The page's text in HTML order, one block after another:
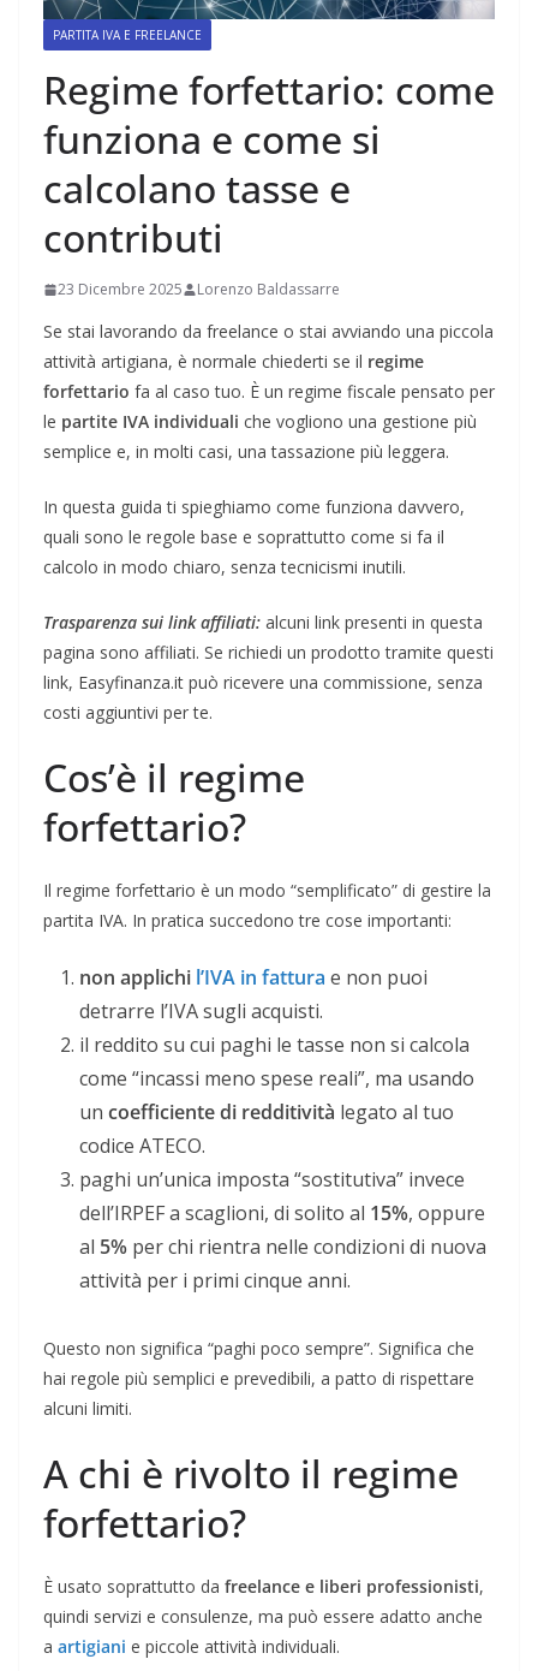
PARTITA IVA E FREELANCE
Regime forfettario: come
funziona e come si
calcolano tasse e
contributi
23 Dicembre 2025 Lorenzo Baldassarre
Se stai lavorando da freelance o stai avviando una piccola
attività artigiana, è normale chiederti se il regime
forfettario fa al caso tuo. È un regime fiscale pensato per
le partite IVA individuali che vogliono una gestione più
semplice e, in molti casi, una tassazione più leggera.
In questa guida ti spieghiamo come funziona davvero,
quali sono le regole base e soprattutto come si fa il
calcolo in modo chiaro, senza tecnicismi inutili.
Trasparenza sui link affiliati: alcuni link presenti in questa
pagina sono affiliati. Se richiedi un prodotto tramite questi
link, Easyfinanza.it può ricevere una commissione, senza
costi aggiuntivi per te.
Cos’è il regime
forfettario?
Il regime forfettario è un modo “semplificato” di gestire la
partita IVA. In pratica succedono tre cose importanti:
non applichi l’IVA in fattura e non puoi
detrarre l’IVA sugli acquisti.
il reddito su cui paghi le tasse non si calcola
come “incassi meno spese reali”, ma usando
un coefficiente di redditività legato al tuo
codice ATECO.
paghi un’unica imposta “sostitutiva” invece
dell’IRPEF a scaglioni, di solito al 15%, oppure
al 5% per chi rientra nelle condizioni di nuova
attività per i primi cinque anni.
Questo non significa “paghi poco sempre”. Significa che
hai regole più semplici e prevedibili, a patto di rispettare
alcuni limiti.
A chi è rivolto il regime
forfettario?
È usato soprattutto da freelance e liberi professionisti,
quindi servizi e consulenze, ma può essere adatto anche
a artigiani e piccole attività individuali.